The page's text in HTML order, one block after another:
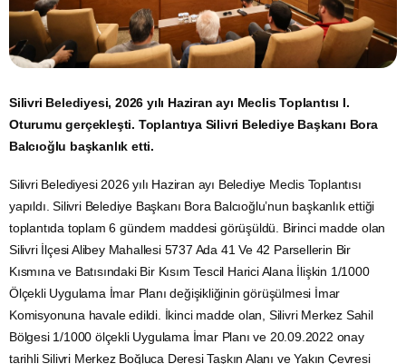
Silivri Belediyesi, 2026 yılı Haziran ayı Meclis Toplantısı I.
Oturumu gerçekleşti. Toplantıya Silivri Belediye Başkanı Bora
Balcıoğlu başkanlık etti.
Silivri Belediyesi 2026 yılı Haziran ayı Belediye Meclis Toplantısı
yapıldı. Silivri Belediye Başkanı Bora Balcıoğlu’nun başkanlık ettiği
toplantıda toplam 6 gündem maddesi görüşüldü. Birinci madde olan
Silivri İlçesi Alibey Mahallesi 5737 Ada 41 Ve 42 Parsellerin Bir
Kısmına ve Batısındaki Bir Kısım Tescil Harici Alana İlişkin 1/1000
Ölçekli Uygulama İmar Planı değişikliğinin görüşülmesi İmar
Komisyonuna havale edildi. İkinci madde olan, Silivri Merkez Sahil
Bölgesi 1/1000 ölçekli Uygulama İmar Planı ve 20.09.2022 onay
tarihli Silivri Merkez Boğluca Deresi Taşkın Alanı ve Yakın Çevresi